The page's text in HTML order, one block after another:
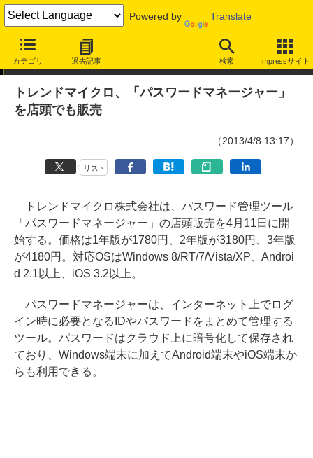
Powered by Translate
カテゴリ 過去記事 検索 Impressサイト
ニュース
トレンドマイクロ、「パスワードマネージャー」
を店頭でも販売
（2013/4/8 13:17）
リスト
トレンドマイクロ株式会社は、パスワード管理ツール
「パスワードマネージャー」の店頭販売を4月11日に開
始する。価格は1年版が1780円、2年版が3180円、3年版
が4180円。対応OSはWindows 8/RT/7/Vista/XP、Androi
d 2.1以上、iOS 3.2以上。
パスワードマネージャーは、インターネット上でログ
イン時に必要となるIDやパスワードをまとめて管理する
ツール。パスワードはクラウド上に暗号化して保存され
ており、Windows端末に加えてAndroid端末やiOS端末か
らも利用できる。